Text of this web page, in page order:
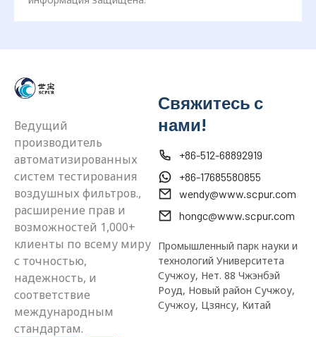
Ведущий
производитель
автоматизированных
систем тестирования
воздушных фильтров.,
расширение прав и
возможностей 1,000+
клиенты по всему миру
с точностью,
надежность, и
соответствие
международным
стандартам.
Свяжитесь с
нами!
+86-512-68892919
+86-17685580855
wendy@www.scpur.com
hongc@www.scpur.com
Промышленный парк науки и
технологий Университета
Сучжоу, Нет. 88 Чжэнбэй
Роуд, Новый район Сучжоу,
Сучжоу, Цзянсу, Китай